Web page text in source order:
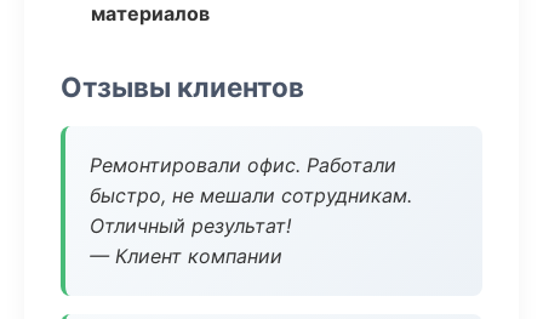
материалов
Отзывы клиентов
Ремонтировали офис. Работали
быстро, не мешали сотрудникам.
Отличный результат!
— Клиент компании